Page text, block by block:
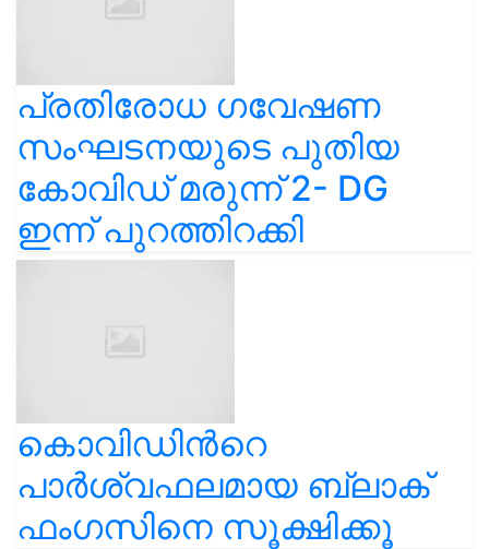
പ്രതിരോധ ഗവേഷണ
സംഘടനയുടെ പുതിയ
കോവിഡ് മരുന്ന് 2- DG
ഇന്ന് പുറത്തിറക്കി
കൊവിഡിൻറെ
പാർശ്വഫലമായ ബ്ലാക്
ഫംഗസിനെ സൂക്ഷിക്കൂ